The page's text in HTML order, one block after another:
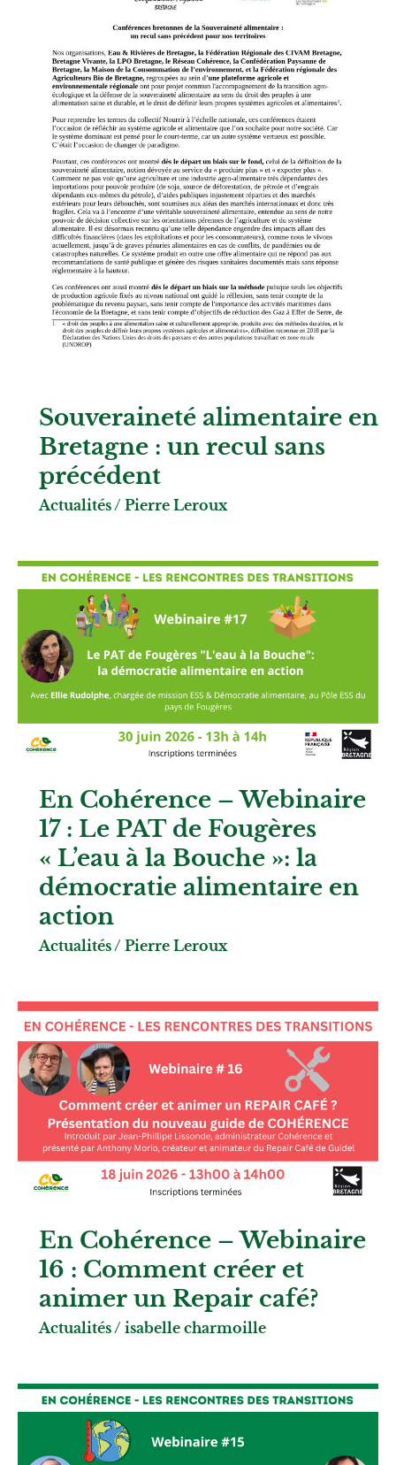
Souveraineté alimentaire en
Bretagne : un recul sans
précédent
Actualités/ Pierre Leroux
En Cohérence – Webinaire
17 : Le PAT de Fougères
« L’eau à la Bouche »: la
démocratie alimentaire en
action
Actualités/ Pierre Leroux
En Cohérence – Webinaire
16 : Comment créer et
animer un Repair café?
Actualités / isabelle charmoille